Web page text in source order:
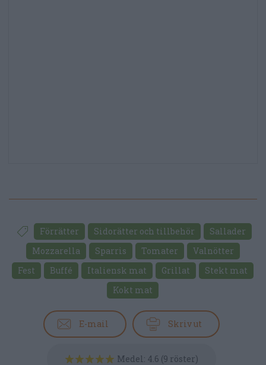
Förrätter Sidorätter och tillbehör
Sallader
Mozzarella
Sparris Tomater
Valnötter
Fest
Buffé Italiensk mat Grillat
Stekt mat
Kokt mat
E-mail Skriv ut
Medel: 4.6 (9 röster)